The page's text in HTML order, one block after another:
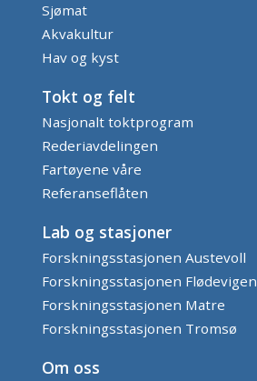
Sjømat
Akvakultur
Hav og kyst
Tokt og felt
Nasjonalt toktprogram
Rederiavdelingen
Fartøyene våre
Referanseflåten
Lab og stasjoner
Forskningsstasjonen Austevoll
Forskningsstasjonen Flødevigen
Forskningsstasjonen Matre
Forskningsstasjonen Tromsø
Om oss